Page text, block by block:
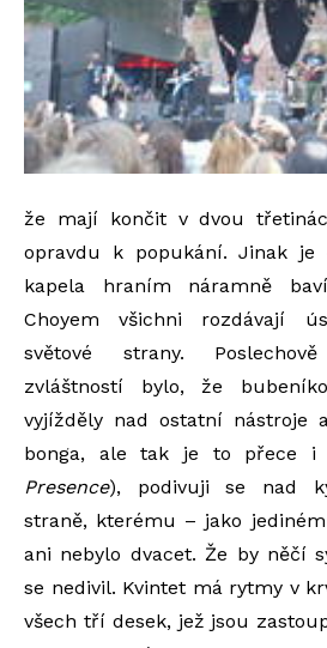
že mají končit v dvou
opravdu k popukání. Jinak je
kapela hraním náramně
Choyem všichni rozdávají
světové strany.
zvláštností bylo, že
vyjížděly nad ostatní nástroje
bonga, ale tak je to přece i
Presence), podivuji se nad
straně, kterému – jako
ani nebylo dvacet. Že by něčí
se nedivil. Kvintet má rytmy v
všech tří desek, jež jsou